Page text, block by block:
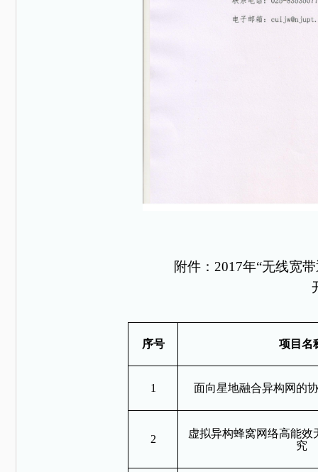
附件： 2017年“无线宽
序号 项目名
1 面向星地融合异构网的
2
虚拟异构蜂窝网络高能效
究